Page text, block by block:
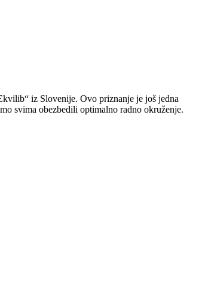
iz Slovenije. Ovo priznanje je još jedna
svima obezbedili optimalno radno okruženje.